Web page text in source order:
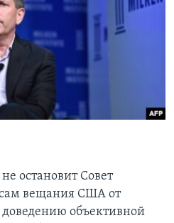
остановит Совет
вещания США от
объективной